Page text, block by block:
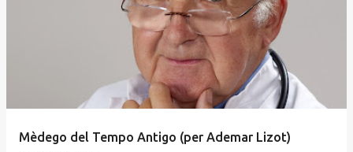
Mèdego del Tempo Antigo (per Ademar Lizot)